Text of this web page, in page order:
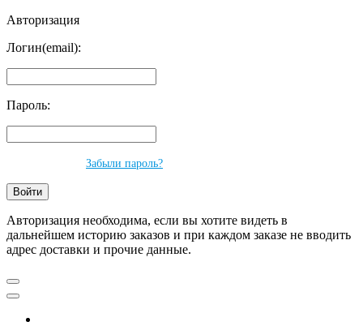
Авторизация
Логин(email):
Пароль:
Забыли пароль?
Авторизация необходима, если вы хотите видеть в
дальнейшем историю заказов и при каждом заказе не вводить
адрес доставки и прочие данные.